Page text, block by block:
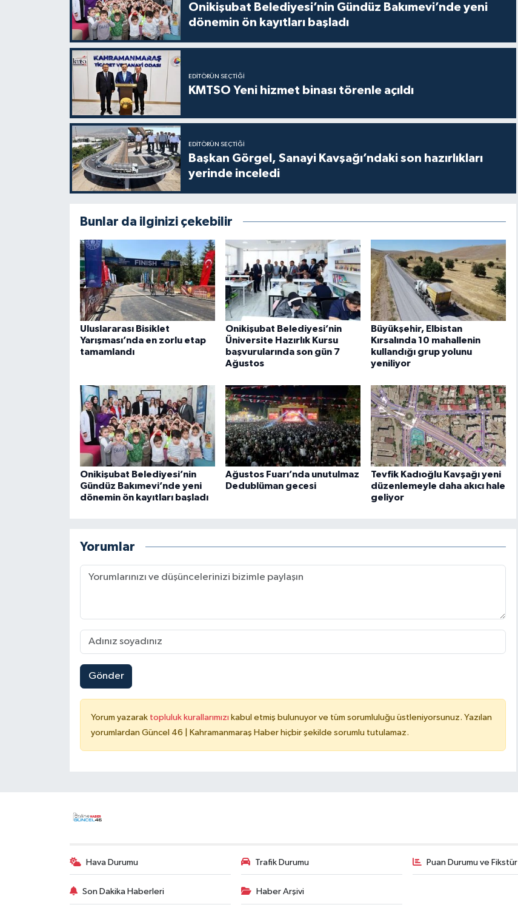
Onikişubat Belediyesi’nin Gündüz Bakımevi’nde yeni
dönemin ön kayıtları başladı
EDITÖRÜN SEÇTIĞI
KMTSO Yeni hizmet binası törenle açıldı
EDITÖRÜN SEÇTIĞI
Başkan Görgel, Sanayi Kavşağı’ndaki son hazırlıkları
yerinde inceledi
Bunlar da ilginizi çekebilir
Uluslararası Bisiklet
Yarışması’nda en zorlu etap
tamamlandı
Onikişubat Belediyesi’nin
Üniversite Hazırlık Kursu
başvurularında son gün 7
Ağustos
Büyükşehir, Elbistan
Kırsalında 10 mahallenin
kullandığı grup yolunu
yeniliyor
Onikişubat Belediyesi’nin
Gündüz Bakımevi’nde yeni
dönemin ön kayıtları başladı
Ağustos Fuarı’nda unutulmaz
Dedublüman gecesi
Tevfik Kadıoğlu Kavşağı yeni
düzenlemeyle daha akıcı hale
geliyor
Yorumlar
Gönder
Yorum yazarak topluluk kurallarımızı kabul etmiş bulunuyor ve tüm sorumluluğu üstleniyorsunuz. Yazılan
yorumlardan Güncel 46 | Kahramanmaraş Haber hiçbir şekilde sorumlu tutulamaz.
Hava Durumu Trafik Durumu Puan Durumu ve Fikstür
Son Dakika Haberleri Haber Arşivi